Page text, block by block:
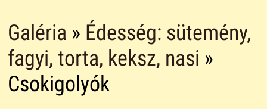
Galéria » Édesség: sütemény,
fagyi, torta, keksz, nasi »
Csokigolyók